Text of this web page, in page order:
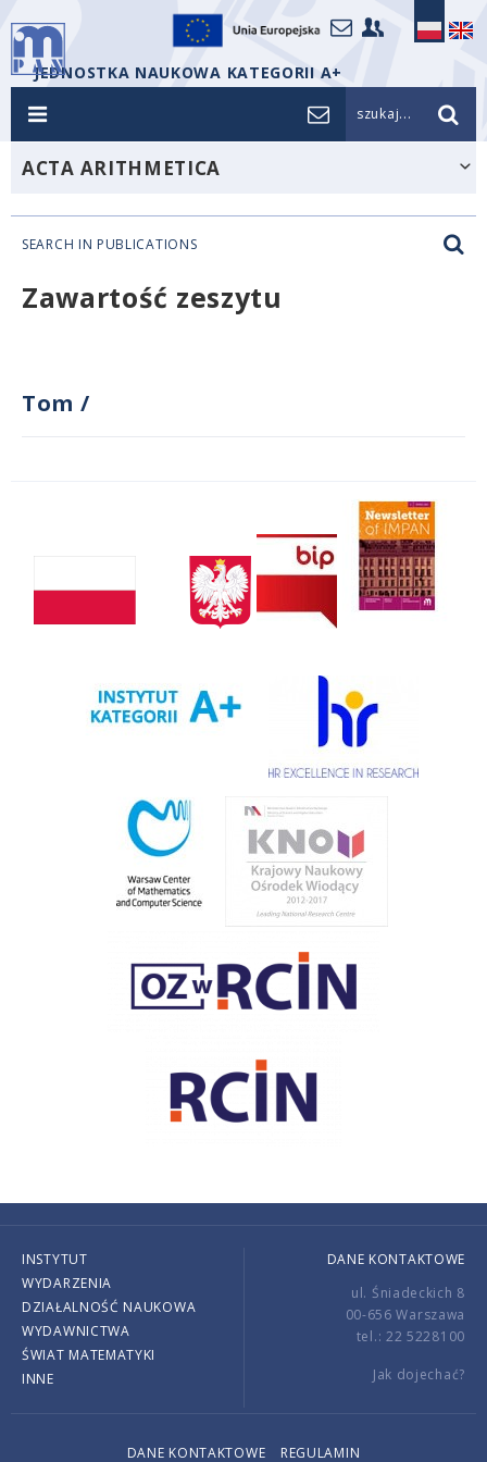
JEDNOSTKA NAUKOWA KATEGORII A+
szukaj...
ACTA ARITHMETICA
SEARCH IN PUBLICATIONS
Zawartość zeszytu
Tom /
INSTYTUT
WYDARZENIA
DZIAŁALNOŚĆ NAUKOWA
WYDAWNICTWA
ŚWIAT MATEMATYKI
INNE
DANE KONTAKTOWE
ul. Śniadeckich 8
00-656 Warszawa
tel.: 22 5228100
Jak dojechać?
DANE KONTAKTOWE REGULAMIN